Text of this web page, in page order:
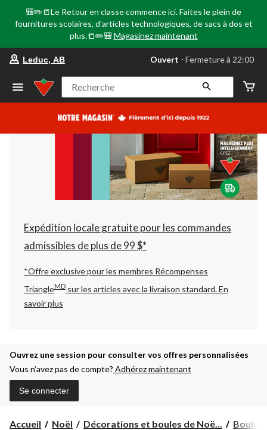
🎒✏️📒Le Retour en classe commence ici. Faites le plein de
fournitures scolaires, d'articles technologiques, de sacs à dos et
plus.📒✏️🎒 Magasinez maintenant
votre
préféré
Leduc,
AB,
courament
Fermeture
à
22:00
cliquer
pour
changer
Leduc, AB Ouvert ⋅ Fermeture à 22:00
Recherche
Expédition locale gratuite pour les commandes
admissibles de plus de 99 $*
*Offre exclusive pour les membres Récompenses
TriangleMD sur les articles avec la livraison standard.En
savoir plus
Ouvrez une session pour consulter vos offres personnalisées
Vous n’avez pas de compte? Adhérez maintenant
Se connecter
Accueil Noël Décorations et boules de Noë... Boules